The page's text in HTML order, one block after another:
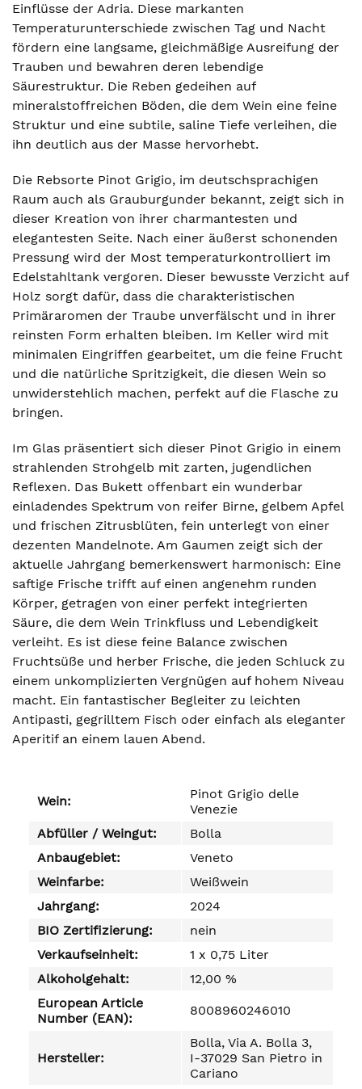
Einflüsse der Adria. Diese markanten
Temperaturunterschiede zwischen Tag und Nacht
fördern eine langsame, gleichmäßige Ausreifung der
Trauben und bewahren deren lebendige
Säurestruktur. Die Reben gedeihen auf
mineralstoffreichen Böden, die dem Wein eine feine
Struktur und eine subtile, saline Tiefe verleihen, die
ihn deutlich aus der Masse hervorhebt.
Die Rebsorte Pinot Grigio, im deutschsprachigen
Raum auch als Grauburgunder bekannt, zeigt sich in
dieser Kreation von ihrer charmantesten und
elegantesten Seite. Nach einer äußerst schonenden
Pressung wird der Most temperaturkontrolliert im
Edelstahltank vergoren. Dieser bewusste Verzicht auf
Holz sorgt dafür, dass die charakteristischen
Primäraromen der Traube unverfälscht und in ihrer
reinsten Form erhalten bleiben. Im Keller wird mit
minimalen Eingriffen gearbeitet, um die feine Frucht
und die natürliche Spritzigkeit, die diesen Wein so
unwiderstehlich machen, perfekt auf die Flasche zu
bringen.
Im Glas präsentiert sich dieser Pinot Grigio in einem
strahlenden Strohgelb mit zarten, jugendlichen
Reflexen. Das Bukett offenbart ein wunderbar
einladendes Spektrum von reifer Birne, gelbem Apfel
und frischen Zitrusblüten, fein unterlegt von einer
dezenten Mandelnote. Am Gaumen zeigt sich der
aktuelle Jahrgang bemerkenswert harmonisch: Eine
saftige Frische trifft auf einen angenehm runden
Körper, getragen von einer perfekt integrierten
Säure, die dem Wein Trinkfluss und Lebendigkeit
verleiht. Es ist diese feine Balance zwischen
Fruchtsüße und herber Frische, die jeden Schluck zu
einem unkomplizierten Vergnügen auf hohem Niveau
macht. Ein fantastischer Begleiter zu leichten
Antipasti, gegrilltem Fisch oder einfach als eleganter
Aperitif an einem lauen Abend.
Wein:
Pinot Grigio delle
Venezie
Abfüller / Weingut:
Bolla
Anbaugebiet:
Veneto
Weinfarbe:
Weißwein
Jahrgang:
2024
BIO Zertifizierung:
nein
Verkaufseinheit:
1 x 0,75 Liter
Alkoholgehalt:
12,00 %
European Article
Number (EAN):
8008960246010
Hersteller:
Bolla, Via A. Bolla 3,
I-37029 San Pietro in
Cariano